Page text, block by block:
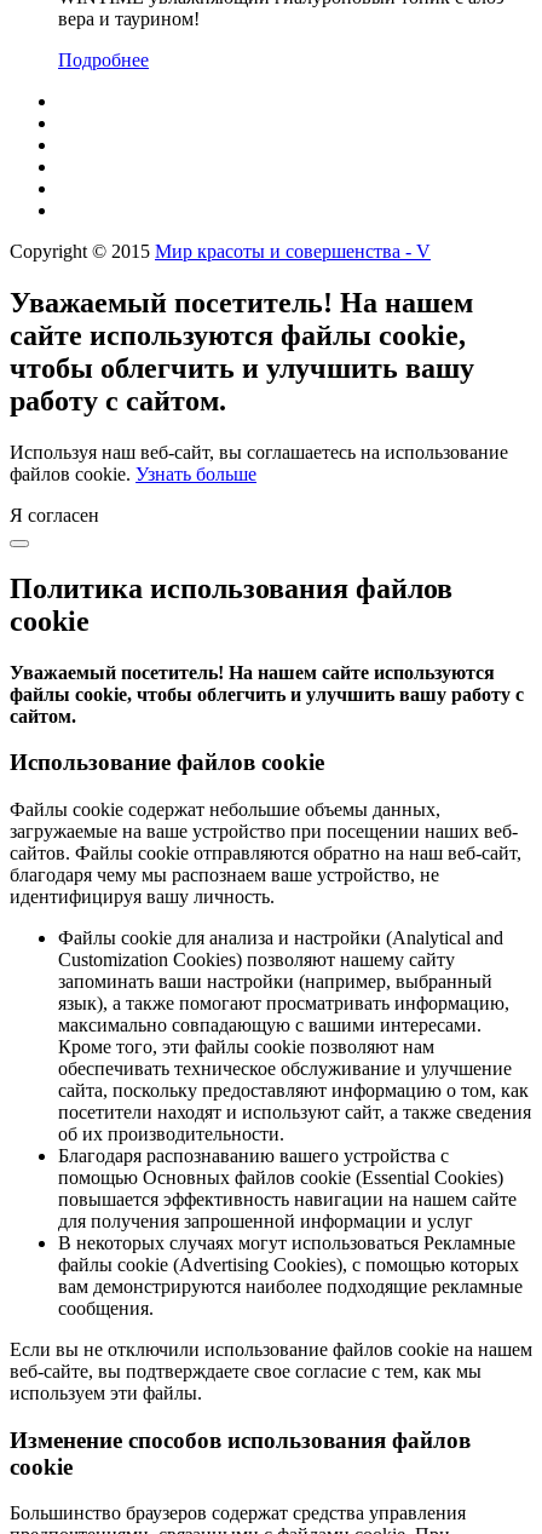
вера и таурином!
Подробнее
Copyright © 2015 Мир красоты и совершенства - V
Уважаемый посетитель! На нашем
сайте используются файлы cookie,
чтобы облегчить и улучшить вашу
работу с сайтом.
Используя наш веб-сайт, вы соглашаетесь на использование
файлов cookie. Узнать больше
Я согласен
Политика использования файлов
cookie
Уважаемый посетитель! На нашем сайте используются
файлы cookie, чтобы облегчить и улучшить вашу работу с
сайтом.
Использование файлов cookie
Файлы cookie содержат небольшие объемы данных,
загружаемые на ваше устройство при посещении наших веб-
сайтов. Файлы cookie отправляются обратно на наш веб-сайт,
благодаря чему мы распознаем ваше устройство, не
идентифицируя вашу личность.
Файлы cookie для анализа и настройки (Analytical and
Customization Cookies) позволяют нашему сайту
запоминать ваши настройки (например, выбранный
язык), а также помогают просматривать информацию,
максимально совпадающую с вашими интересами.
Кроме того, эти файлы cookie позволяют нам
обеспечивать техническое обслуживание и улучшение
сайта, поскольку предоставляют информацию о том, как
посетители находят и используют сайт, а также сведения
об их производительности.
Благодаря распознаванию вашего устройства с
помощью Основных файлов cookie (Essential Cookies)
повышается эффективность навигации на нашем сайте
для получения запрошенной информации и услуг
В некоторых случаях могут использоваться Рекламные
файлы cookie (Advertising Cookies), с помощью которых
вам демонстрируются наиболее подходящие рекламные
сообщения.
Если вы не отключили использование файлов cookie на нашем
веб-сайте, вы подтверждаете свое согласие с тем, как мы
используем эти файлы.
Изменение способов использования файлов
cookie
Большинство браузеров содержат средства управления